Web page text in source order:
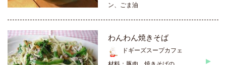
ン、ごま油
わんわん焼きそば
ドギーズスープカフェ